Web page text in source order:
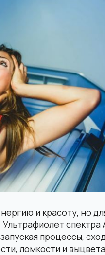
и красоту, но
спектра
процессы,
ломкости и